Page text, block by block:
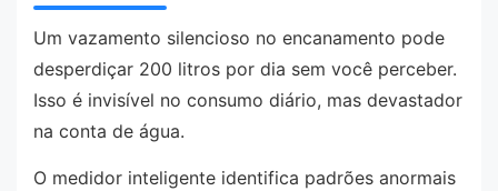
Um vazamento silencioso no encanamento pode
desperdiçar 200 litros por dia sem você perceber.
Isso é invisível no consumo diário, mas devastador
na conta de água.
O medidor inteligente identifica padrões anormais